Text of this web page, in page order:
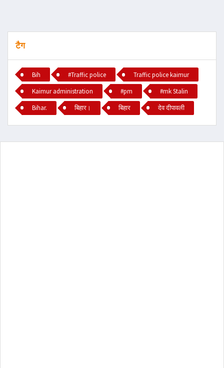
टैग
Bih #Traffic police
Traffic police kaimur
Kaimur administration
#pm
#mk Stalin
Bihar.
बिहार। बिहार देव दीपावली